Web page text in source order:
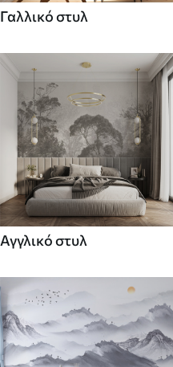
Γαλλικό στυλ
Αγγλικό στυλ